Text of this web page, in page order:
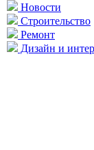
Новости
Строительство
Ремонт
Дизайн и